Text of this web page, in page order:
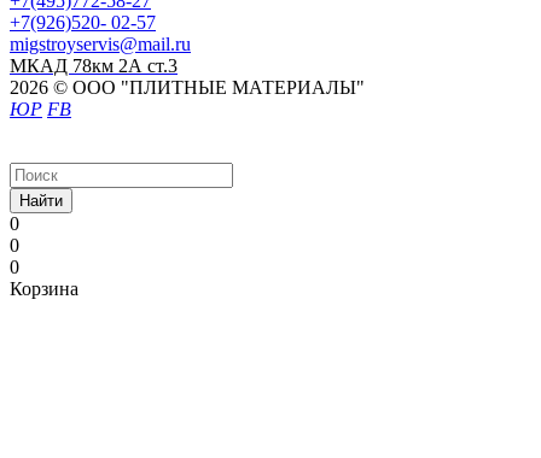
+7(926)520- 02-57
migstroyservis@mail.ru
МКАД 78км 2А ст.3
2026 © ООО "ПЛИТНЫЕ МАТЕРИАЛЫ"
ЮР FB
Найти
0
0
0
Корзина